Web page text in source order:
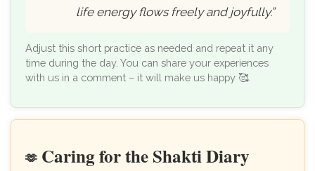
life energy flows freely and joyfully.”
Adjust this short practice as needed and repeat it any
time during the day. You can share your experiences
with us in a comment – it will make us happy 🥰.
🫶 Caring for the Shakti Diary